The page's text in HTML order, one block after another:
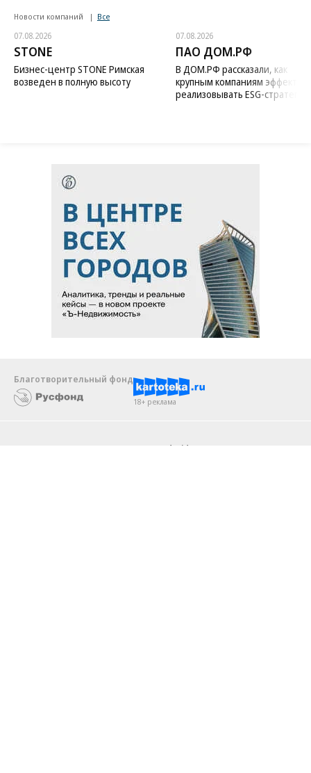
Новости компаний Все
07.08.2026
STONE
Бизнес-центр STONE Римская
возведен в полную высоту
07.08.2026
ПАО ДОМ.РФ
В ДОМ.РФ рассказали, как
крупным компаниям
реализовывать ESG-стратегию
Благотворительный фонд
18+ реклама
Android